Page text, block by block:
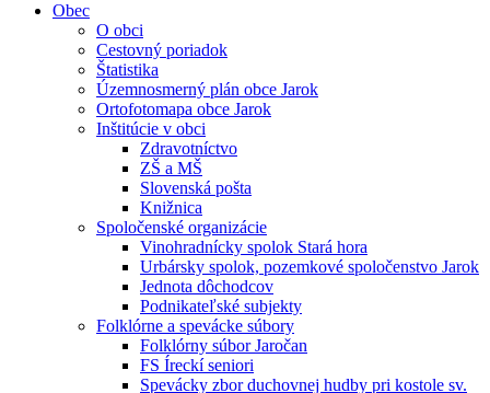
Obec
O obci
Cestovný poriadok
Štatistika
Územnosmerný plán obce Jarok
Ortofotomapa obce Jarok
Inštitúcie v obci
Zdravotníctvo
ZŠ a MŠ
Slovenská pošta
Knižnica
Spoločenské organizácie
Vinohradnícky spolok Stará hora
Urbársky spolok, pozemkové spoločenstvo Jarok
Jednota dôchodcov
Podnikateľské subjekty
Folklórne a spevácke súbory
Folklórny súbor Jaročan
FS Íreckí seniori
Spevácky zbor duchovnej hudby pri kostole sv.